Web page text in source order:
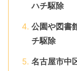
ハチ駆除
公園や図書
チ駆除
名古屋市中